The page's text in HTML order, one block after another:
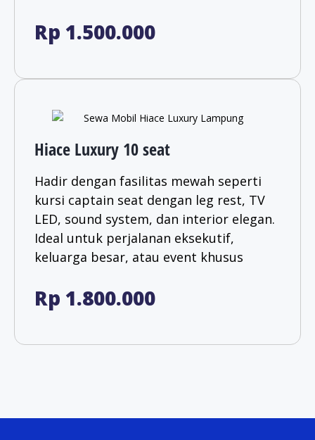
Rp 1.500.000
Hiace Luxury 10 seat
Hadir dengan fasilitas mewah seperti
kursi captain seat dengan leg rest, TV
LED, sound system, dan interior elegan.
Ideal untuk perjalanan eksekutif,
keluarga besar, atau event khusus
Rp 1.800.000